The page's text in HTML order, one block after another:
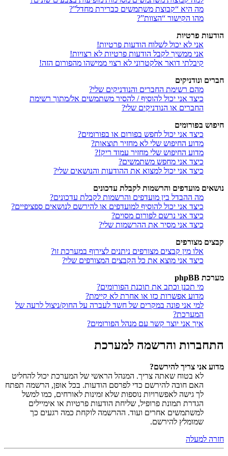
מה היא “קבוצת משתמשים כברירת מחדל”?
מהו הקישור “הצוות”?
הודעות פרטיות
אני לא יכול לשלוח הודעות פרטיות!
אני ממשיך לקבל הודעות פרטיות לא רצויות!
קיבלתי דואר אלקטרוני לא רצוי ממישהו מהפורום הזה!
חברים ונודניקים
מהם רשימת החברים והנודניקים שלי?
כיצד אני יכול להוסיף / להסיר משתמשים אל/מתוך רשימת
החברים או הנודניקים שלי?
חיפוש בפורומים
כיצד אני יכול לחפש בפורום או בפורומים?
מדוע החיפוש שלי לא מחזיר תוצאות?
מדוע החיפוש שלי מחזיר עמוד ריק!?
כיצד אני מחפש משתמשים?
כיצד אני יכול למצוא את ההודעות והנושאים שלי?
נושאים מועדפים והרשמות לקבלת עדכונים
מה ההבדל בין מועדפים והרשמות לקבלת עדכונים?
כיצד אני יכול להוסיף למועדפים או להירשם לנושאים ספציפיים?
כיצד אני נרשם לפורום מסוים?
כיצד אני מסיר את ההרשמות שלי?
קבצים מצורפים
אלו מין קבצים מצורפים ניתנים לצירוף במערכת זו?
כיצד אני מוצא את כל הקבצים המצורפים שלי?
מערכת phpBB
מי תכנן וכתב את תוכנת הפורומים?
מדוע אפשרות כזו או אחרת לא קיימת?
למי אני פונה במקרים של חשד לעברה על החוק/ניצול לרעה של
המערכת?
איך אני יוצר קשר עם מנהל הפורומים?
התחברות והרשמה למערכת
מדוע אני צריך להירשם?
לא בטוח שאתה צריך. המנהל הראשי של המערכת יכול להחליט
האם חובה להירשם כדי לפרסם הודעות. בכל אופן, הרשמה תפתח
לך גישה לאפשרויות נוספות שלא זמינות לאורחים, כמו למשל
הגדרת תמונת פרופיל, שליחת הודעות פרטיות או אימיילים
למשתמשים אחרים ועוד. ההרשמה לוקחת כמה רגעים כך
שמומלץ להירשם.
חזרה למעלה